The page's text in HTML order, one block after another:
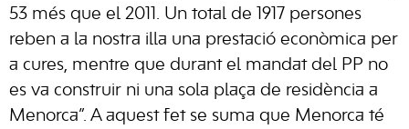
53 més que el 2011. Un total de 1917 persones
reben a la nostra illa una prestació econòmica per
a cures, mentre que durant el mandat del PP no
es va construir ni una sola plaça de residència a
Menorca”. A aquest fet se suma que Menorca té